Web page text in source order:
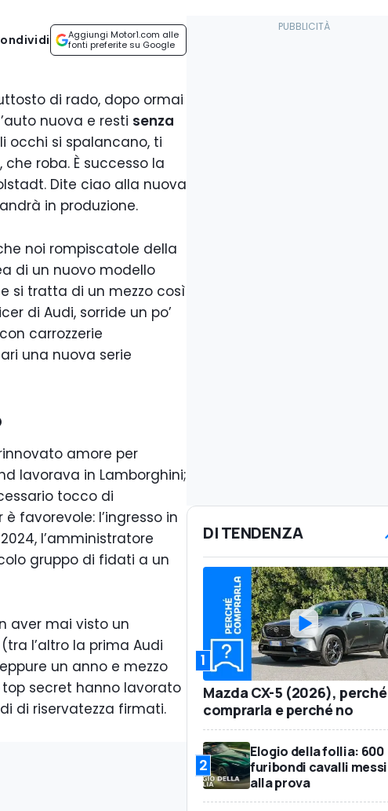
Aggiungi Motor1.com alle
fonti preferite su Google
di rado, dopo ormai
nuova e resti senza
occhi si spalancano, ti
roba. È successo la
Dite ciao alla nuova
in produzione.
noi rompiscatole della
di un nuovo modello
si tratta di un mezzo così
di Audi, sorride un po’
carrozzerie
una nuova serie
amore per
lavorava in Lamborghini;
tocco di
favorevole: l’ingresso in
l’amministratore
gruppo di fidati a un
aver mai visto un
l’altro la prima Audi
un anno e mezzo
secret hanno lavorato
di riservatezza firmati.
DI TENDENZA
1
Mazda CX-5 (2026), perché
comprarla e perché no
2
Elogio della follia: 600
furibondi cavalli messi
alla prova